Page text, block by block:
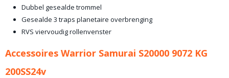
Dubbel gesealde trommel
Gesealde 3 traps planetaire overbrenging
RVS viervoudig rollenvenster
Accessoires Warrior Samurai S20000 9072 KG
200SS24v